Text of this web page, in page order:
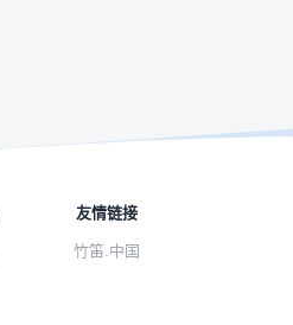
友情链接
竹笛.中国